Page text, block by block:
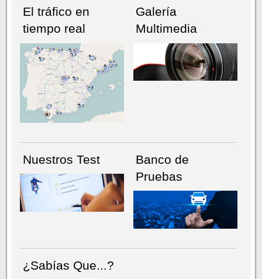
NÚMERO ACTUALHEMEROTECA
El tráfico en
tiempo real
Galería
Multimedia
Nuestros Test
Banco de
Pruebas
¿Sabías Que...?